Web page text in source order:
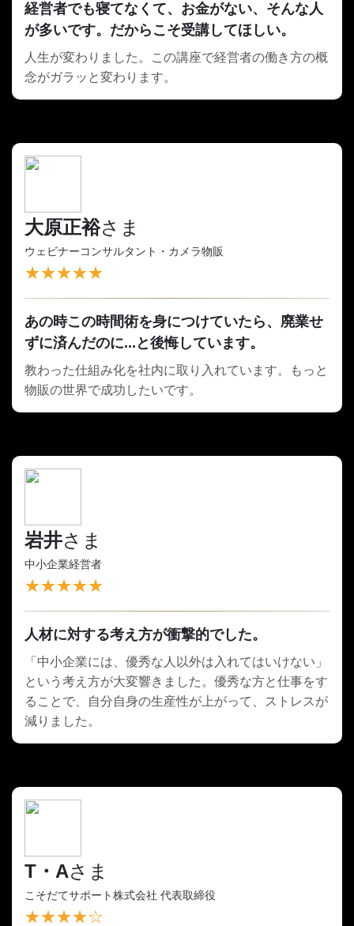
経営者でも寝てなくて、お金がない、そんな人
が多いです。だからこそ受講してほしい。
人生が変わりました。この講座で経営者の働き方の概
念がガラッと変わります。
大原正裕さま
ウェビナーコンサルタント・カメラ物販
★★★★★
あの時この時間術を身につけていたら、廃業せ
ずに済んだのに...と後悔しています。
教わった仕組み化を社内に取り入れています。もっと
物販の世界で成功したいです。
岩井さま
中小企業経営者
★★★★★
人材に対する考え方が衝撃的でした。
「中小企業には、優秀な人以外は入れてはいけない」
という考え方が大変響きました。優秀な方と仕事をす
ることで、自分自身の生産性が上がって、ストレスが
減りました。
T・Aさま
こそだてサポート株式会社 代表取締役
★★★★☆